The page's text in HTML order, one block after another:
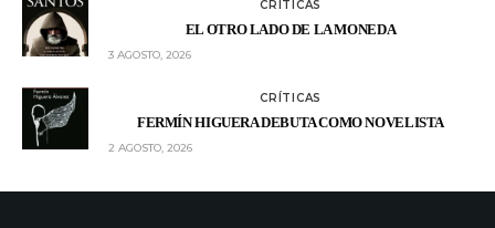
CRÍTICAS
EL OTRO LADO DE LA MONEDA
3 AGOSTO, 2026
CRÍTICAS
FERMÍN HIGUERA DEBUTA COMO NOVELISTA
2 AGOSTO, 2026